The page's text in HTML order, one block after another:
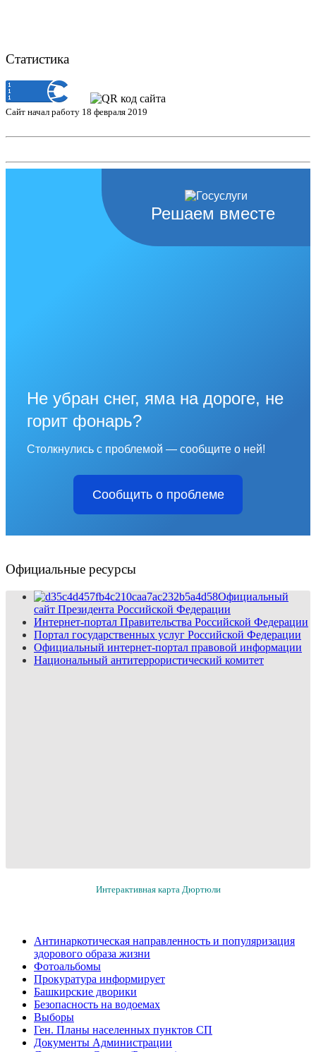
Статистика
Сайт начал работу 18 февраля 2019
Решаем вместе
Не убран снег, яма на дороге, не
горит фонарь?
Столкнулись с проблемой — сообщите о ней!
Сообщить о проблеме
Официальные ресурсы
Официальный
сайт Президента Российской Федерации
Интернет-портал Правительства Российской Федерации
Портал государственных услуг Российской Федерации
Официальный интернет-портал правовой информации
Национальный антитеррористический комитет
Интерактивная карта Дюртюли
Антинаркотическая направленность и популяризация
здорового образа жизни
Фотоальбомы
Прокуратура информирует
Башкирские дворики
Безопасность на водоемах
Выборы
Ген. Планы населенных пунктов СП
Документы Администрации